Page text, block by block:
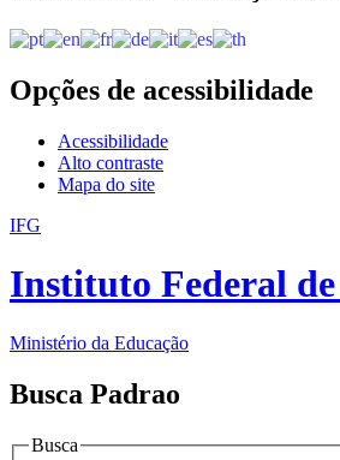
Opções de acessibilidade
Acessibilidade
Alto contraste
Mapa do site
IFG
Instituto Federal
Ministério da Educação
Busca Padrao
Busca